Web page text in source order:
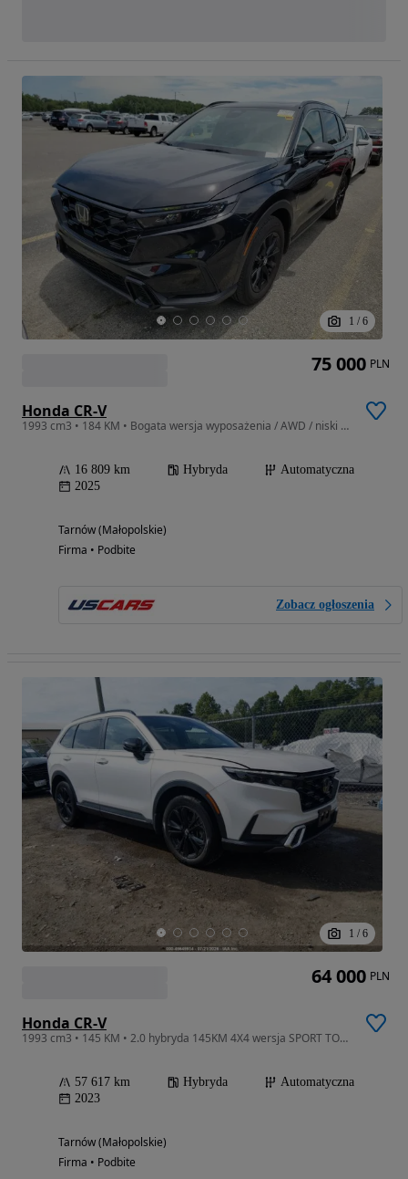
1 / 6
Honda CR-V
1993 cm3 • 184 KM • Bogata wersja wyposażenia / AWD / niski przebieg
16 809 km Hybryda
Automatyczna
2025
Tarnów (Małopolskie)
Firma • Podbite
Zobacz ogłoszenia
75 000 PLN
1 / 6
Honda CR-V
1993 cm3 • 145 KM • 2.0 hybryda 145KM 4X4 wersja SPORT TOURING , mała szkoda
57 617 km Hybryda
Automatyczna
2023
Tarnów (Małopolskie)
Firma • Podbite
64 000 PLN